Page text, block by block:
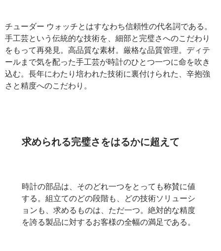
チューダー ウォッチとはすなわち信頼性の代名詞である。
手工芸という伝統的な技術を、細部と完璧さへのこだわり
をもって再発見。高品質な素材。厳格な品質管理。ディテ
ールまで気を配った手工芸が時計のひとつ一つに命を吹き
込む。長年にわたり培われた技術に裏付けられた、辛抱強
さと精度へのこだわり。
求められる完璧さをはるかに超えて
時計の部品は、そのどれ一つをとっても称賛に値
する。組立てのどの段階も、どの技術ソリューシ
ョンも、求めるものは、ただ一つ。絶対的な精度
を誇る製品に対するお客様の全幅の満足である。